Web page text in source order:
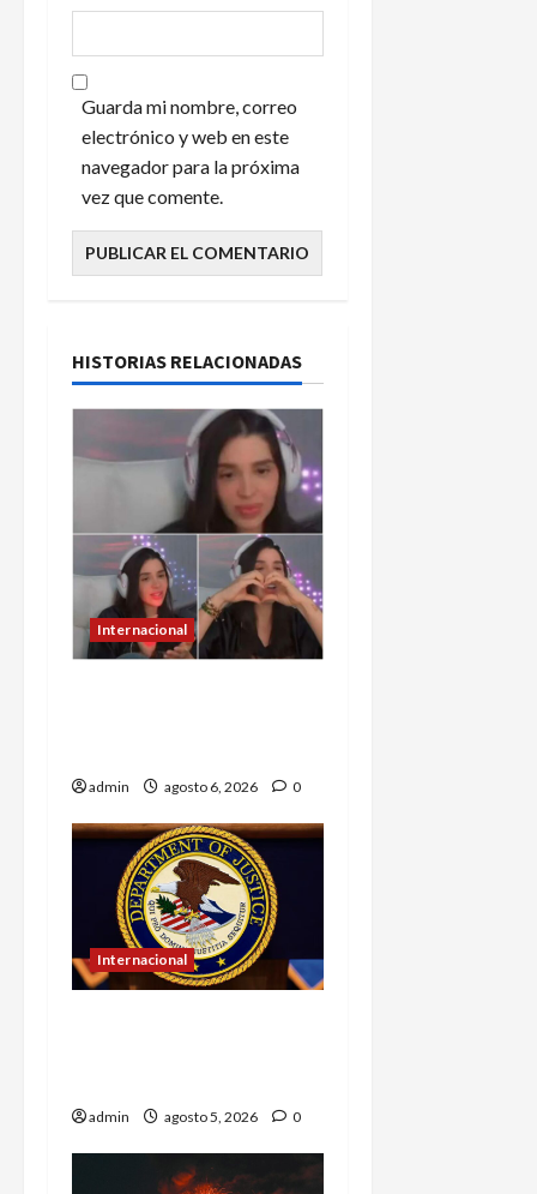
Guarda mi nombre, correo
electrónico y web en este
navegador para la próxima
vez que comente.
HISTORIAS RELACIONADAS
Internacional
admin agosto 6, 2026 0
Internacional
admin agosto 5, 2026 0